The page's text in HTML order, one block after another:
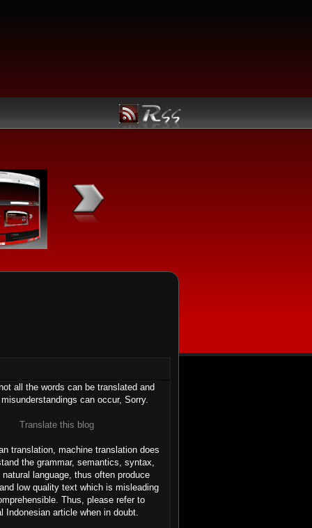
Linux utama yang Anda butuhkan:
Jadwal Rilis
all the words can be translated and
can occur, Sorry.
Translate this blog
translation, machine translation does
the grammar, semantics, syntax,
language, thus often produce
low quality text which is misleading
Thus, please refer to
Indonesian article when in doubt.